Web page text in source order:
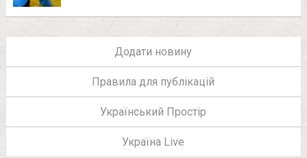
Додати новину
Правила для публікацій
Український Простір
Україна Live